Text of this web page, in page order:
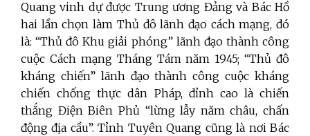
Quang vinh dự được Trung ương Đảng và Bác Hồ
hai lần chọn làm Thủ đô lãnh đạo cách mạng, đó
là: “Thủ đô Khu giải phóng” lãnh đạo thành công
cuộc Cách mạng Tháng Tám năm 1945; “Thủ đô
kháng chiến” lãnh đạo thành công cuộc kháng
chiến chống thực dân Pháp, đỉnh cao là chiến
thắng Điện Biên Phủ “lừng lẫy năm châu, chấn
động địa cầu”. Tỉnh Tuyên Quang cũng là nơi Bác